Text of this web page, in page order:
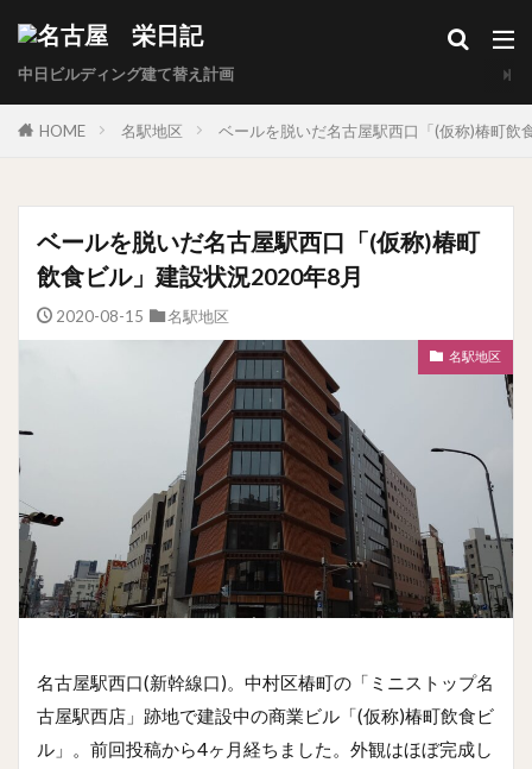
中日ビルディング建て替え計画
HOME 名駅地区 ベールを脱いだ名古屋駅西口「(仮称)椿町飲
ベールを脱いだ名古屋駅西口「(仮称)椿町
飲食ビル」建設状況2020年8月
2020-08-15 名駅地区
名駅地区
名古屋駅西口(新幹線口)。中村区椿町の「ミニストップ名
古屋駅西店」跡地で建設中の商業ビル「(仮称)椿町飲食ビ
ル」。前回投稿から4ヶ月経ちました。外観はほぼ完成し